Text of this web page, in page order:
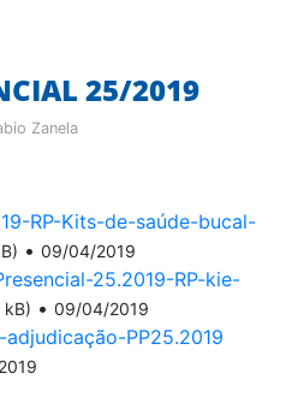
25/2019
Zanela
RP-Kits-de-saúde-bucal-
• 09/04/2019
25.2019-RP-kie-
kB) • 09/04/2019
PP25.2019